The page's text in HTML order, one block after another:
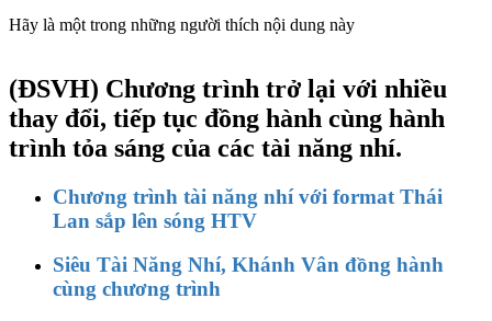
Hãy là một trong những người thích nội dung này
(ĐSVH) Chương trình trở lại với nhiều
thay đổi, tiếp tục đồng hành cùng hành
trình tỏa sáng của các tài năng nhí.
Chương trình tài năng nhí với format Thái
Lan sắp lên sóng HTV
Siêu Tài Năng Nhí, Khánh Vân đồng hành
cùng chương trình